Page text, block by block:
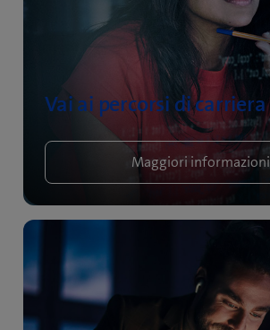
Vai ai percorsi di carriera
Maggiori informazioni